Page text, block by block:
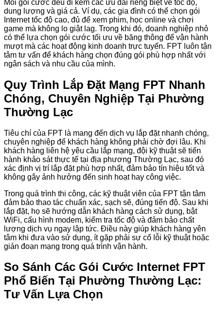
Mỗi gói cước đều đi kèm các ưu đãi riêng biệt về tốc độ,
dung lượng và giá cả. Ví dụ, các gia đình có thể chọn gói
Internet tốc độ cao, đủ để xem phim, học online và chơi
game mà không lo giật lag. Trong khi đó, doanh nghiệp nhỏ
có thể lựa chọn gói cước tối ưu về băng thông để vận hành
mượt mà các hoạt động kinh doanh trực tuyến. FPT luôn tận
tâm tư vấn để khách hàng chọn đúng gói phù hợp nhất với
ngân sách và nhu cầu của mình.
Quy Trình Lắp Đặt Mạng FPT Nhanh
Chóng, Chuyên Nghiệp Tại Phường
Thường Lạc
Tiêu chí của FPT là mang đến dịch vụ lắp đặt nhanh chóng,
chuyên nghiệp để khách hàng không phải chờ đợi lâu. Khi
khách hàng liên hệ yêu cầu lắp mạng, đội kỹ thuật sẽ tiến
hành khảo sát thực tế tại địa phương Thường Lạc, sau đó
xác định vị trí lắp đặt phù hợp nhất, đảm bảo tín hiệu tốt và
không gây ảnh hưởng đến sinh hoạt hay công việc.
Trong quá trình thi công, các kỹ thuật viên của FPT tận tâm
đảm bảo thao tác chuẩn xác, sạch sẽ, đúng tiến độ. Sau khi
lắp đặt, họ sẽ hướng dẫn khách hàng cách sử dụng, bật
WiFi, cấu hình modem, kiểm tra tốc độ và đảm bảo chất
lượng dịch vụ ngay lập tức. Điều này giúp khách hàng yên
tâm khi đưa vào sử dụng, ít gặp phải sự cố lỗi kỹ thuật hoặc
gián đoạn mạng trong quá trình vận hành.
So Sánh Các Gói Cước Internet FPT
Phổ Biến Tại Phường Thường Lạc:
Tư Vấn Lựa Chọn